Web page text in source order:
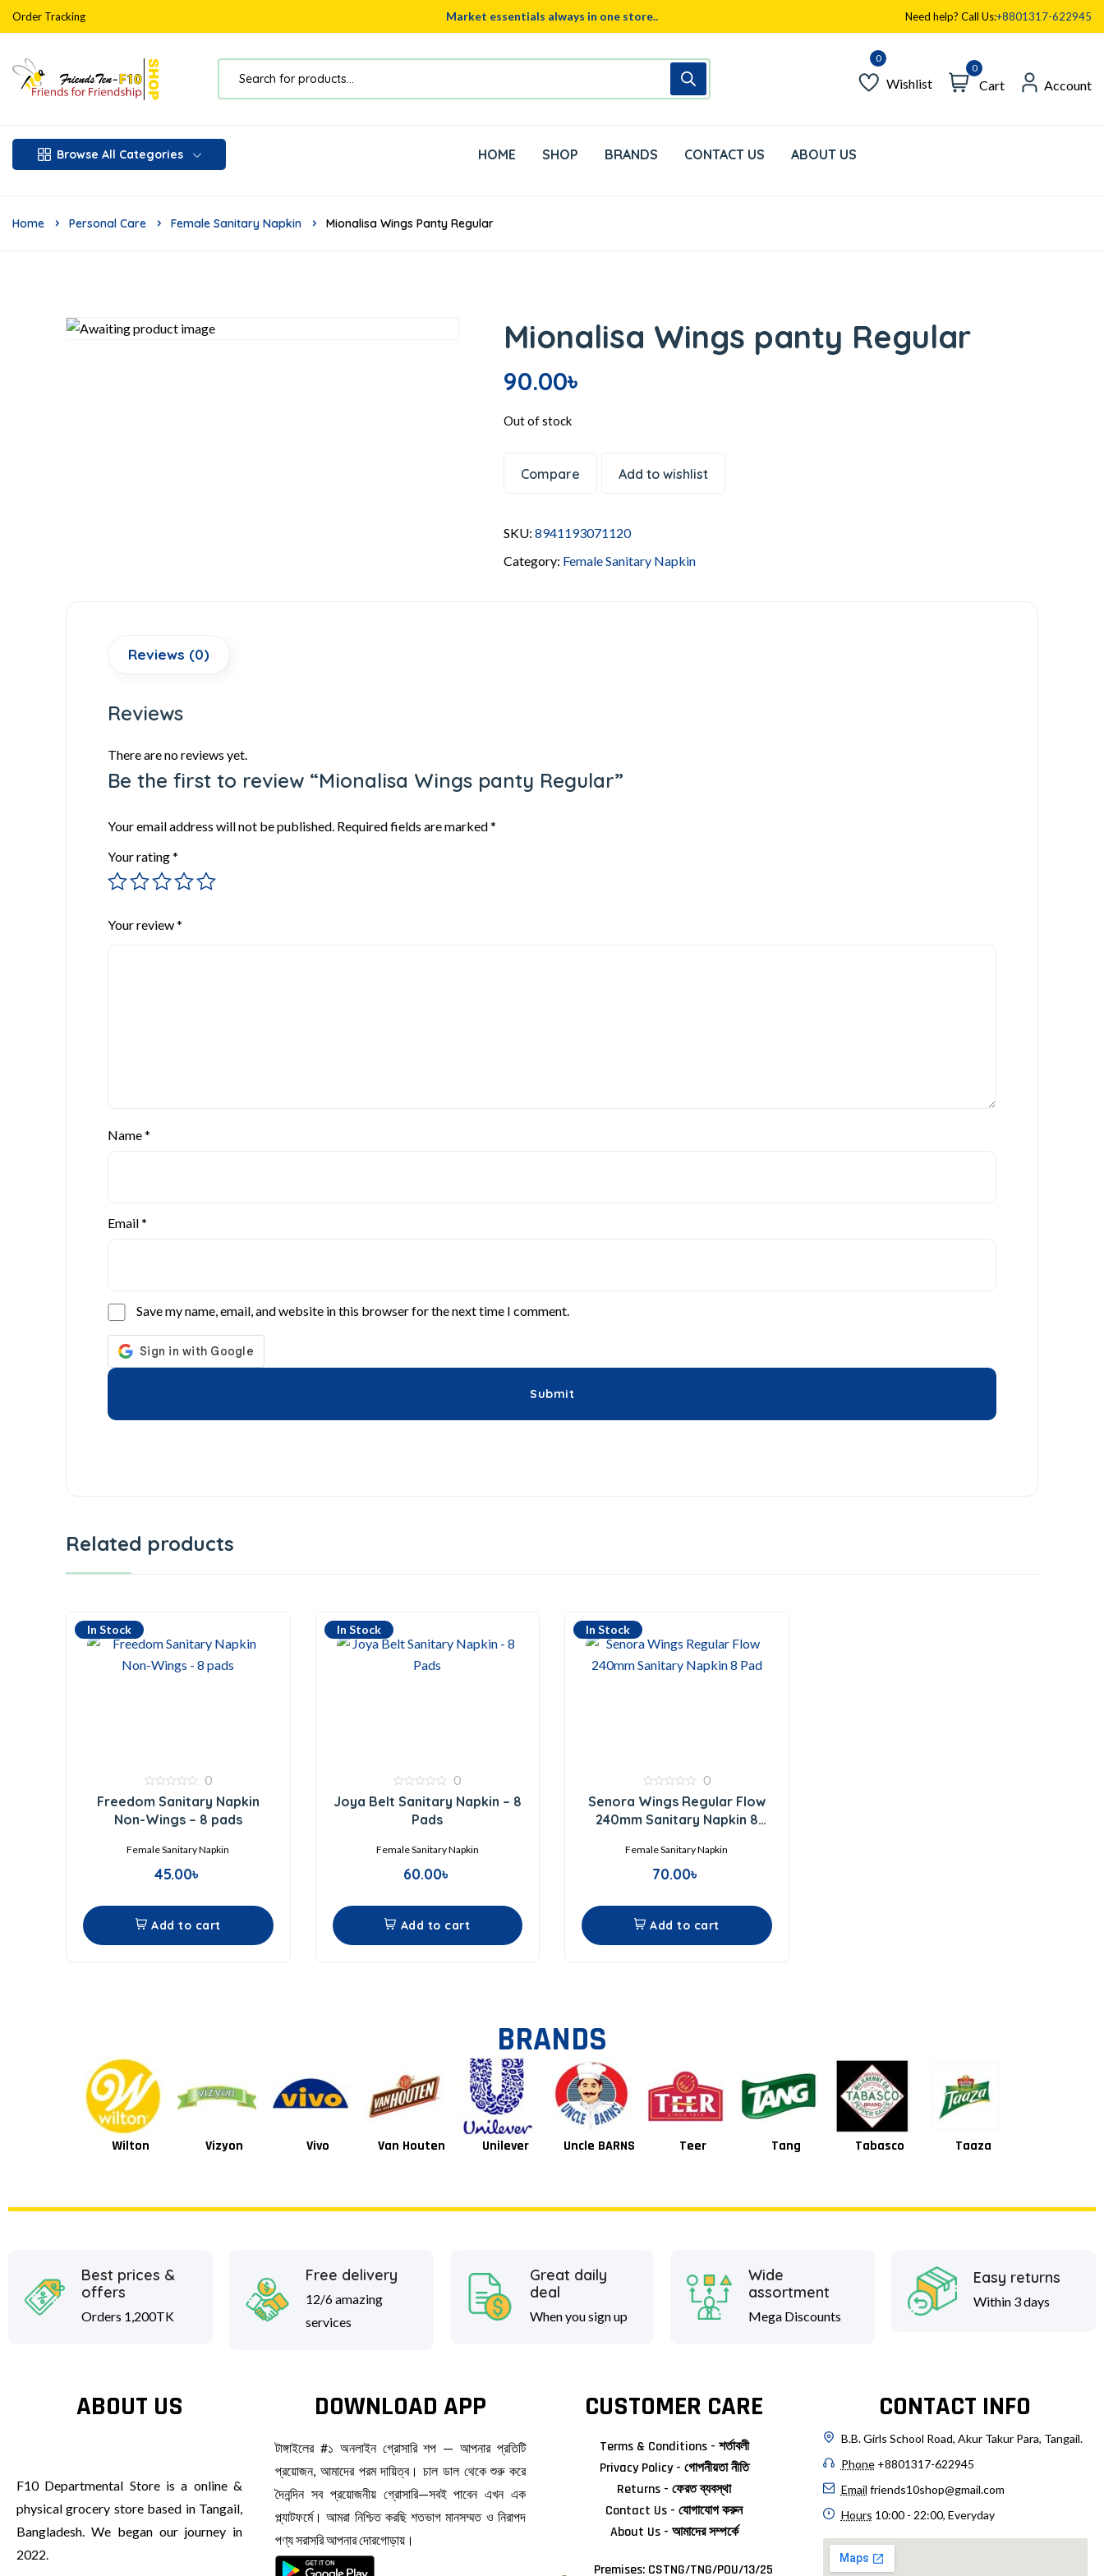
Order Tracking Market essentials always in one store.. Need help? Call Us:+8801317-622945
Wishlist
0
Cart Account
Browse All Categories HOME SHOP BRANDS CONTACT US ABOUT US
Home Personal Care Female Sanitary Napkin Mionalisa Wings Panty Regular
Mionalisa Wings panty Regular
90.00৳
Out of stock
Compare Add to wishlist
SKU:8941193071120
Category: Female Sanitary Napkin
Reviews (0)
Reviews
There are no reviews yet.
Be the first to review “Mionalisa Wings panty Regular”
Your email address will not be published. Required fields are marked*
Your rating*
Your review*
Name*
Email*
Save my name, email, and website in this browser for the next time I comment.
Related products
In Stock
out
of
5
0
Freedom Sanitary Napkin
Non-Wings – 8 pads
Female Sanitary Napkin
45.00৳
Add to cart
In Stock
out
0
Joya Belt Sanitary Napkin – 8
Pads
Female Sanitary Napkin
60.00৳
Add to cart
In Stock
out
of
5
0
Senora Wings Regular Flow
240mm Sanitary Napkin 8
Female Sanitary Napkin
70.00৳
Add to cart
BRANDS
Vizyon Vivo Van Houten Unilever Uncle BARNS Teer Tang Tabasco Taaza Square
Best prices &
offers
Orders 1,200TK
Free delivery
12/6 amazing
services
Great daily
deal
When you sign up
Wide
assortment
Mega Discounts
Easy returns
Within 3 days
ABOUT US
F10 Departmental Store is a online &
physical grocery store based in Tangail,
Bangladesh. We began our journey in
2022.
DOWNLOAD APP
টাঙ্গাইলের #১ অনলাইন গ্রোসারি শপ — আপনার প্রতিটি
প্রয়োজন, আমাদের পরম দায়িত্ব। চাল ডাল থেকে শুরু করে
দৈনন্দিন সব প্রয়োজনীয় গ্রোসারি—সবই পাবেন এখন এক
প্ল্যাটফর্মে। আমরা নিশ্চিত করছি শতভাগ মানসম্মত ও নিরাপদ
পণ্য সরাসরি আপনার দোরগোড়ায়।
CUSTOMER CARE
Terms & Conditions - শর্তাবলী
Privacy Policy - গোপনীয়তা নীতি
Returns - ফেরত ব্যবস্থা
Contact Us - যোগাযোগ করুন
About Us - আমাদের সম্পর্কে
Premises: CSTNG/TNG/POU/13/25
CONTACT INFO
B.B. Girls School Road, Akur Takur Para, Tangail.
Phone +8801317-622945
Email friends10shop@gmail.com
Hours 10:00 - 22:00, Everyday